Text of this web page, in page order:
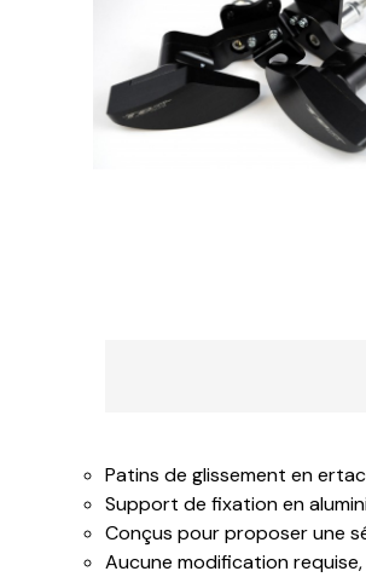
Patins de glissement en
Support de fixation en
Conçus pour proposer une
Aucune modification